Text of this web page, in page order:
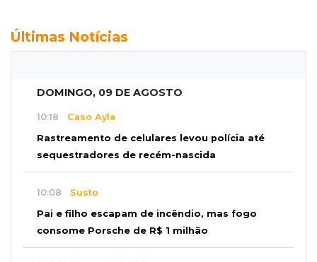
Últimas Notícias
DOMINGO, 09 DE AGOSTO
10:18 Caso Ayla
Rastreamento de celulares levou polícia até
sequestradores de recém-nascida
10:08 Susto
Pai e filho escapam de incêndio, mas fogo
consome Porsche de R$ 1 milhão